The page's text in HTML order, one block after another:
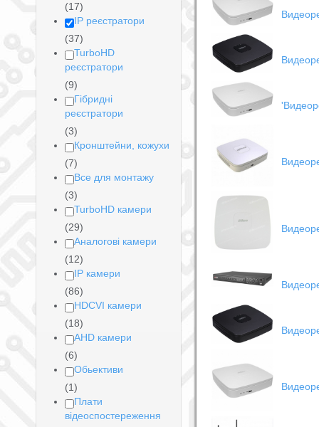
(17)
IP реєстратори
(37)
TurboHD
реєстратори
(9)
Гібридні
реєстратори
(3)
Кронштейни, кожухи
(7)
Все для монтажу
(3)
TurboHD камери
(29)
Аналогові камери
(12)
IP камери
(86)
HDCVI камери
(18)
AHD камери
(6)
Обьективи
(1)
Плати
відеоспостереження